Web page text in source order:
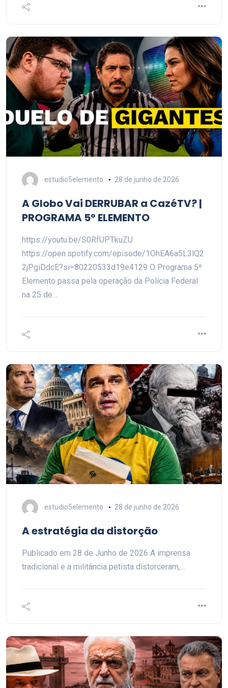
estudio5elemento 28 de junho de 2026
A Globo Vai DERRUBAR a CazéTV? |
PROGRAMA 5º ELEMENTO
https://youtu.be/S0RfUPTkuZU
https://open.spotify.com/episode/1OhEA6a5L3lQ2
2jPgiDdcE?si=80220533d19e4129 O Programa 5º
Elemento passa pela operação da Polícia Federal
na 25 de…
estudio5elemento 28 de junho de 2026
A estratégia da distorção
Publicado em 28 de Junho de 2026 A imprensa
tradicional e a militância petista distorceram,…